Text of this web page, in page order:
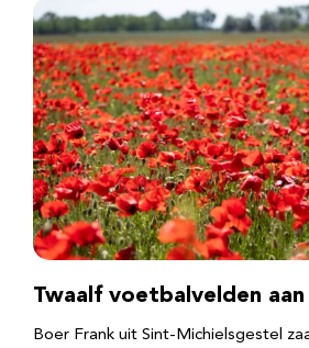
Twaalf voetbalvelden
Boer Frank uit Sint-Michielsgestel